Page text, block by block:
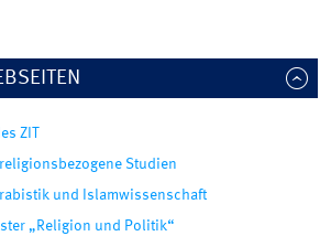
ZIT
Studien
und Islamwissenschaft
„Religion und Politik“